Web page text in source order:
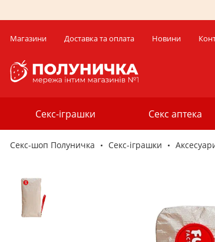
Магазини Доставка та оплата Новини
Секс-іграшки Секс аптека
Секс-шоп Полуничка Секс-iграшки